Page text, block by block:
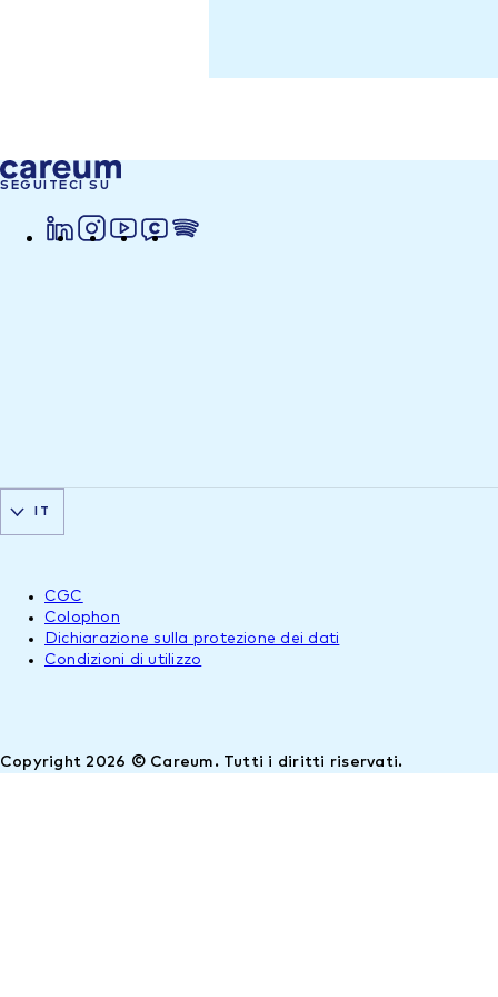
SEGUITECI SU
Copyright 2026 © Careum. Tutti i diritti riservati.
CGC
Colophon
Dichiarazione sulla protezione dei dati
Condizioni di utilizzo
IT